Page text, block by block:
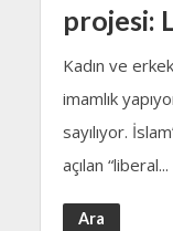
projesi:
Kadın ve
imamlık
sayılıyor.
açılan “liberal...
Ara